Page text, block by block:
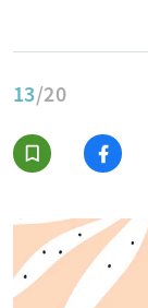
13/20